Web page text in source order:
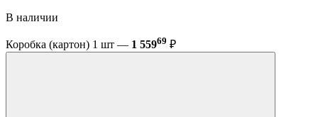
В наличии
Коробка (картон) 1 шт — 1 55969 ₽